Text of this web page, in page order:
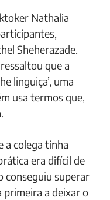
Nathalia
Sheherazade.
que a
linguiça’, uma
usa termos que,
a colega tinha
era difícil de
conseguiu superar
primeira a deixar o